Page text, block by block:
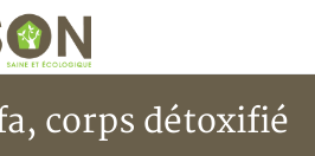
corps détoxifié